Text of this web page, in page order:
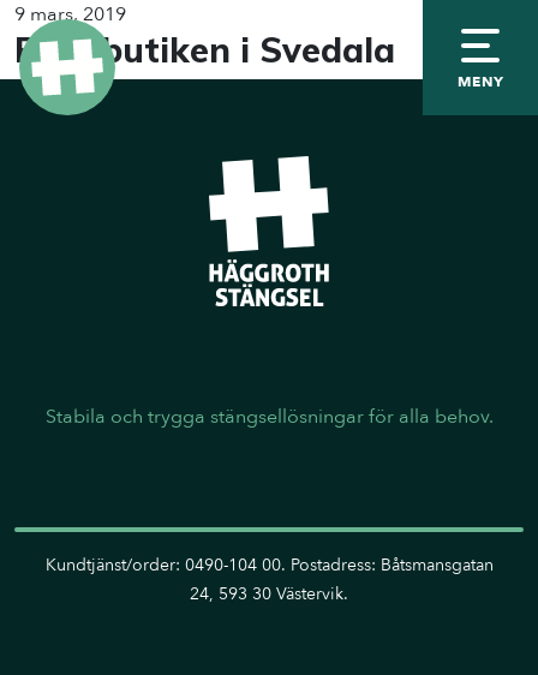
MENY
9 mars, 2019
Byggbutiken i Svedala
Stabila och trygga stängsellösningar för alla behov.
Kundtjänst/order: 0490-104 00. Postadress: Båtsmansgatan
24, 593 30 Västervik.